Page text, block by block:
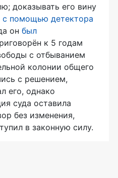
доказывать его вину
с помощью детектора
он был
к 5 годам
с отбыванием
колонии общего
с решением,
его, однако
суда оставила
без изменения,
в законную силу.